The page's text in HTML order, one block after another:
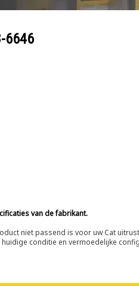
6646
van de fabrikant.
niet passend is voor uw Cat
conditie en vermoedelijke